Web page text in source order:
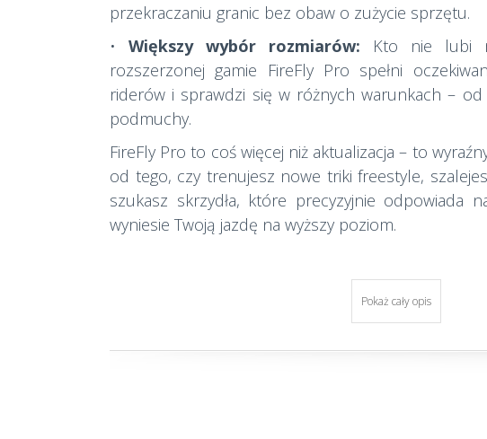
przekraczaniu granic bez obaw o zużycie sprzętu.
•Większy wybór rozmiarów: Kto nie lubi
rozszerzonej gamie FireFly Pro spełni
riderów i sprawdzi się w różnych warunkach –
podmuchy.
FireFly Pro to coś więcej niż aktualizacja – to
od tego, czy trenujesz nowe triki freestyle,
szukasz skrzydła, które precyzyjnie odpowiada
wyniesie Twoją jazdę na wyższy poziom.
Pokaż cały opis